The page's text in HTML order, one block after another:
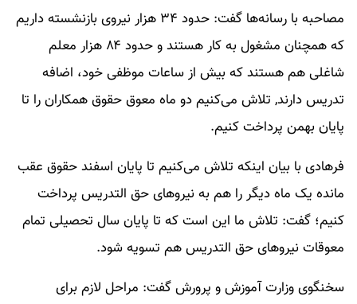
مصاحبه با رسانه‌ها گفت: حدود ۳۴ هزار نیروی بازنشسته داریم
که همچنان مشغول به کار هستند و حدود ۸۴ هزار معلم
شاغلی هم هستند که بیش از ساعات موظفی خود، اضافه
تدریس دارند, تلاش می‌کنیم دو ماه معوق حقوق همکاران را تا
پایان بهمن پرداخت کنیم.
فرهادی با بیان اینکه تلاش می‌کنیم تا پایان اسفند حقوق عقب
مانده یک ماه دیگر را هم به نیروهای حق التدریس پرداخت
کنیم؛ گفت: تلاش ما این است که تا پایان سال تحصیلی تمام
معوقات نیروهای حق التدریس هم تسویه شود.
سخنگوی وزارت آموزش و پرورش گفت: مراحل لازم برای